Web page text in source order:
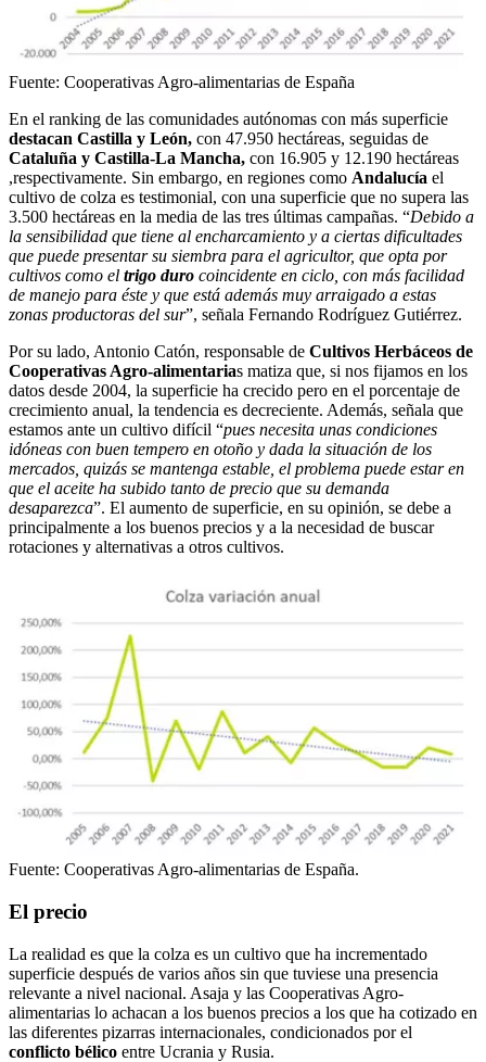
Fuente: Cooperativas Agro-alimentarias de España
En el ranking de las comunidades autónomas con más superficie
destacan Castilla y León, con 47.950 hectáreas, seguidas de
Cataluña y Castilla-La Mancha, con 16.905 y 12.190 hectáreas
,respectivamente. Sin embargo, en regiones como Andalucía el
cultivo de colza es testimonial, con una superficie que no supera las
3.500 hectáreas en la media de las tres últimas campañas. “Debido a
la sensibilidad que tiene al encharcamiento y a ciertas dificultades
que puede presentar su siembra para el agricultor, que opta por
cultivos como el trigo duro coincidente en ciclo, con más facilidad
de manejo para éste y que está además muy arraigado a estas
zonas productoras del sur”, señala Fernando Rodríguez Gutiérrez.
Por su lado, Antonio Catón, responsable de Cultivos Herbáceos de
Cooperativas Agro-alimentarias matiza que, si nos fijamos en los
datos desde 2004, la superficie ha crecido pero en el porcentaje de
crecimiento anual, la tendencia es decreciente. Además, señala que
estamos ante un cultivo difícil “pues necesita unas condiciones
idóneas con buen tempero en otoño y dada la situación de los
mercados, quizás se mantenga estable, el problema puede estar en
que el aceite ha subido tanto de precio que su demanda
desaparezca”. El aumento de superficie, en su opinión, se debe a
principalmente a los buenos precios y a la necesidad de buscar
rotaciones y alternativas a otros cultivos.
Fuente: Cooperativas Agro-alimentarias de España.
El precio
La realidad es que la colza es un cultivo que ha incrementado
superficie después de varios años sin que tuviese una presencia
relevante a nivel nacional. Asaja y las Cooperativas Agro-
alimentarias lo achacan a los buenos precios a los que ha cotizado en
las diferentes pizarras internacionales, condicionados por el
conflicto bélico entre Ucrania y Rusia.